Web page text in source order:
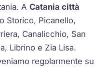
ACatania città
Storico, Picanello,
Canalicchio, San
Librino e Zia Lisa.
regolarmente su